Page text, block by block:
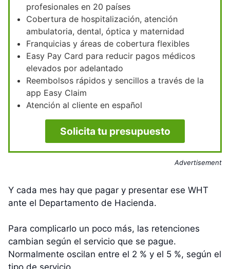
profesionales en 20 países
Cobertura de hospitalización, atención
ambulatoria, dental, óptica y maternidad
Franquicias y áreas de cobertura flexibles
Easy Pay Card para reducir pagos médicos
elevados por adelantado
Reembolsos rápidos y sencillos a través de la
app Easy Claim
Atención al cliente en español
Solicita tu presupuesto
Advertisement
Y cada mes hay que pagar y presentar ese WHT
ante el Departamento de Hacienda.
Para complicarlo un poco más, las retenciones
cambian según el servicio que se pague.
Normalmente oscilan entre el 2 % y el 5 %, según el